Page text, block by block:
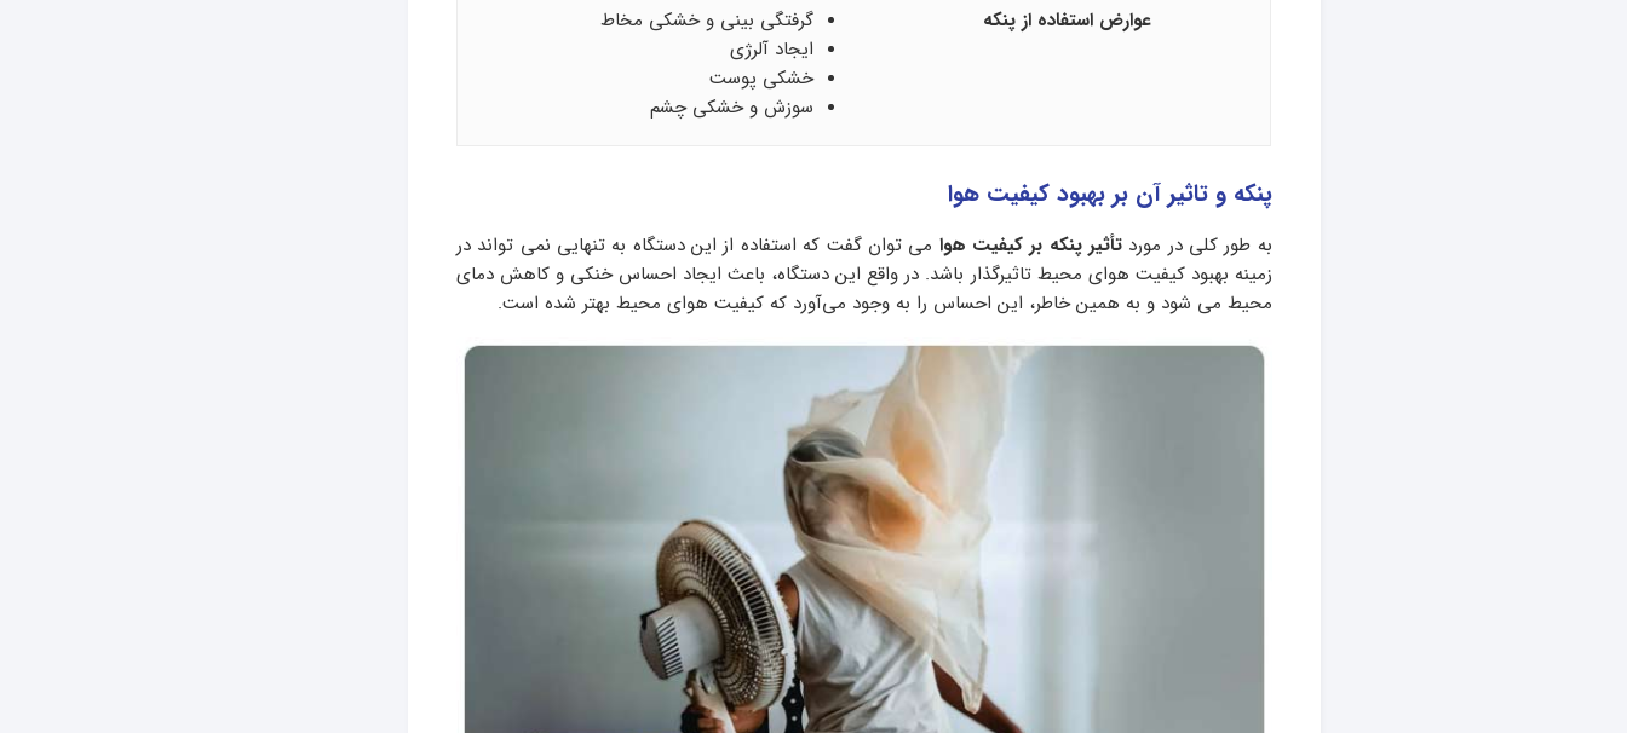
عوارض استفاده از پنکه
گرفتگی بینی و خشکی مخاط
ایجاد آلرژی
خشکی پوست
سوزش و خشکی چشم
پنکه و تاثیر آن بر بهبود کیفیت هوا
به طور کلی در مورد تأثیر پنکه بر کیفیت هوا می توان گفت که استفاده از این دستگاه به تنهایی نمی تواند در
زمینه بهبود کیفیت هوای محیط تاثیرگذار باشد. در واقع این دستگاه، باعث ایجاد احساس خنکی و کاهش دمای
محیط می شود و به همین خاطر، این احساس را به وجود می‌آورد که کیفیت هوای محیط بهتر شده است.